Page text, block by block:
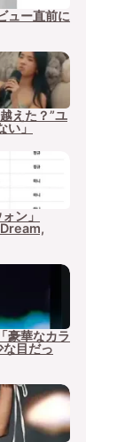
ュー直前に
えた？”ユ
」
ン」
豪華なカラ
目だっ